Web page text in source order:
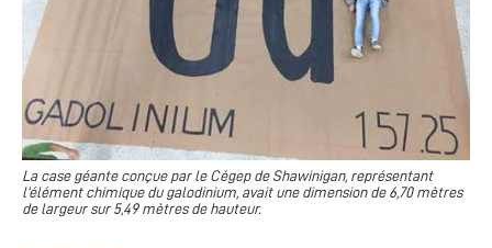
La case géante conçue par le Cégep de Shawinigan, représentant
l’élément chimique du galodinium, avait une dimension de 6,70 mètres
de largeur sur 5,49 mètres de hauteur.